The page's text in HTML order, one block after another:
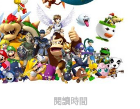
閱讀時間